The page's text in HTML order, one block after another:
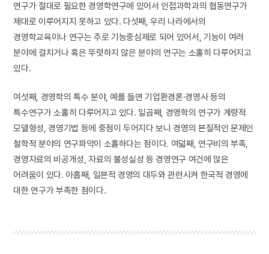
연구가 절대로 필요한 경영학연구에 있어서 인접과학과의 협동연구가
제대로 이루어지지 못하고 있다. 다섯째, 우리 나라에서의
경영학교육이나 연구는 주로 기능중심제로 되어 있어서, 기능이 여러
분야에 걸치거나 혹은 뚜렷하지 않은 분야의 연구는 소홀히 다루어지고
있다.
여섯째, 경영학의 특수 분야, 예를 들면 기업환경론·경영사 등의
특수연구가 소홀히 다루어지고 있다. 일곱째, 경영학의 연구가 계량적
모델형성, 경영기법 등에 중점이 두어지다 보니 경영의 본질적인 문제인
철학적 분야의 연구파악이 소홀하다는 점이다. 여덟째, 연구비의 부족,
경영자료의 비공개성, 자료의 불성실성 등 경영연구 여건에 많은
어려움이 있다. 아홉째, 일본적 경영의 대두와 관련시켜 한국적 경영에
대한 연구가 부족한 점이다.